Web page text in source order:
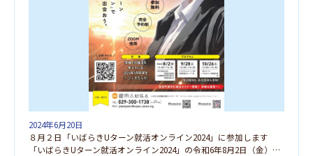
2024年6月20日
８月２日「いばらきUターン就活オンライン2024」に参加します
「いばらきUターン就活オンライン2024」の令和6年8月2日（金）に参加します。お気軽にご参加くださ […]